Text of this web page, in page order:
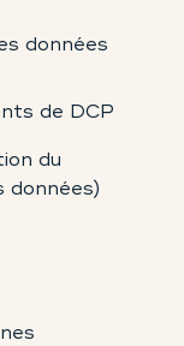
données
de DCP
du
données)